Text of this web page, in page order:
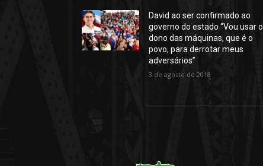
David ao ser confirmado ao
governo do estado “Vou usar o
dono das máquinas, que é o
povo, para derrotar meus
adversários”
3 de agosto de 2018